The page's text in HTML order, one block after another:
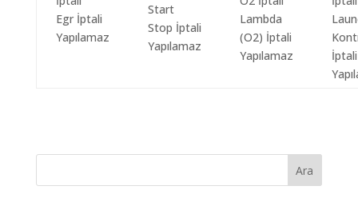
Egr İptali
Yapılamaz
Start
Stop İptali
Yapılamaz
Lambda
(O2) İptali
Yapılamaz
İptali
Ara